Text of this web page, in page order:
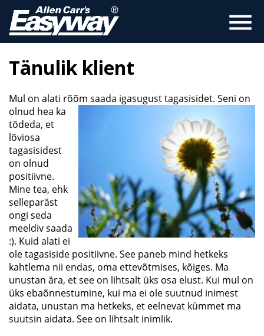
menu
Tänulik klient
Mul on alati rõõm saada igasugust tagasisidet. Seni on
olnud hea ka
tõdeda, et
lõviosa
tagasisidest
on olnud
positiivne.
Mine tea, ehk
selleparäst
ongi seda
meeldiv saada
:). Kuid alati ei
ole tagasiside positiivne. See paneb mind hetkeks
kahtlema nii endas, oma ettevõtmises, kõiges. Ma
unustan ära, et see on lihtsalt üks osa elust. Kui mul on
üks ebaõnnestumine, kui ma ei ole suutnud inimest
aidata, unustan ma hetkeks, et eelnevat kümmet ma
suutsin aidata. See on lihtsalt inimlik.